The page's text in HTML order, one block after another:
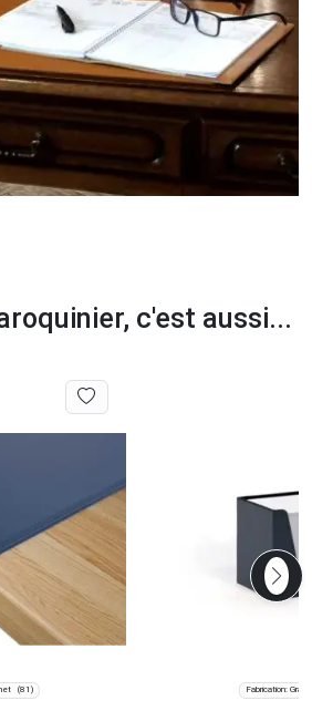
c'est aussi...
(81) Fabrication: